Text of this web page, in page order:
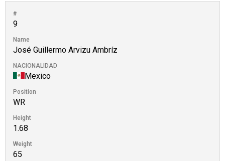
#
9
Name
José Guillermo Arvizu Ambríz
NACIONALIDAD
Mexico
Position
WR
Height
1.68
Weight
65